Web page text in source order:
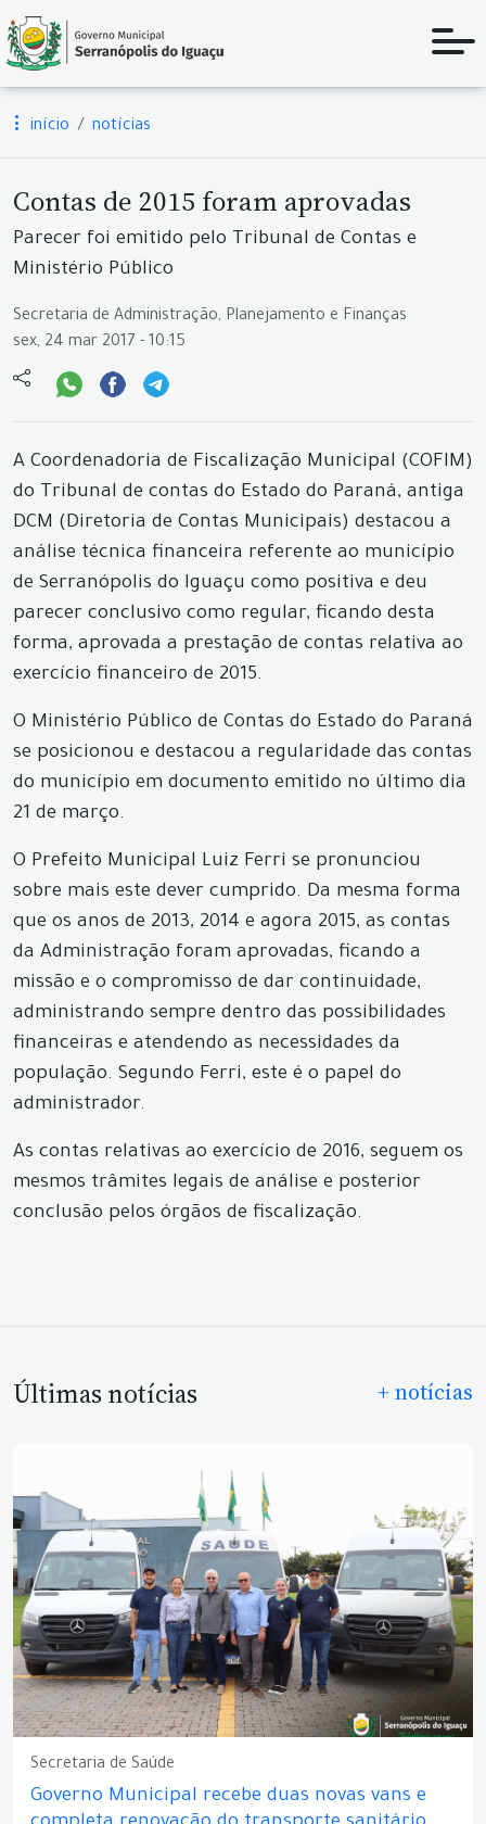
início notícias
Contas de 2015 foram aprovadas
Parecer foi emitido pelo Tribunal de Contas e
Ministério Público
Secretaria de Administração, Planejamento e Finanças
sex, 24 mar 2017 - 10:15
A Coordenadoria de Fiscalização Municipal (COFIM)
do Tribunal de contas do Estado do Paraná, antiga
DCM (Diretoria de Contas Municipais) destacou a
análise técnica financeira referente ao município
de Serranópolis do Iguaçu como positiva e deu
parecer conclusivo como regular, ficando desta
forma, aprovada a prestação de contas relativa ao
exercício financeiro de 2015.
O Ministério Público de Contas do Estado do Paraná
se posicionou e destacou a regularidade das contas
do município em documento emitido no último dia
21 de março.
O Prefeito Municipal Luiz Ferri se pronunciou
sobre mais este dever cumprido. Da mesma forma
que os anos de 2013, 2014 e agora 2015, as contas
da Administração foram aprovadas, ficando a
missão e o compromisso de dar continuidade,
administrando sempre dentro das possibilidades
financeiras e atendendo as necessidades da
população. Segundo Ferri, este é o papel do
administrador.
As contas relativas ao exercício de 2016, seguem os
mesmos trâmites legais de análise e posterior
conclusão pelos órgãos de fiscalização.
Últimas notícias + notícias
Secretaria de Saúde
Governo Municipal recebe duas novas vans e